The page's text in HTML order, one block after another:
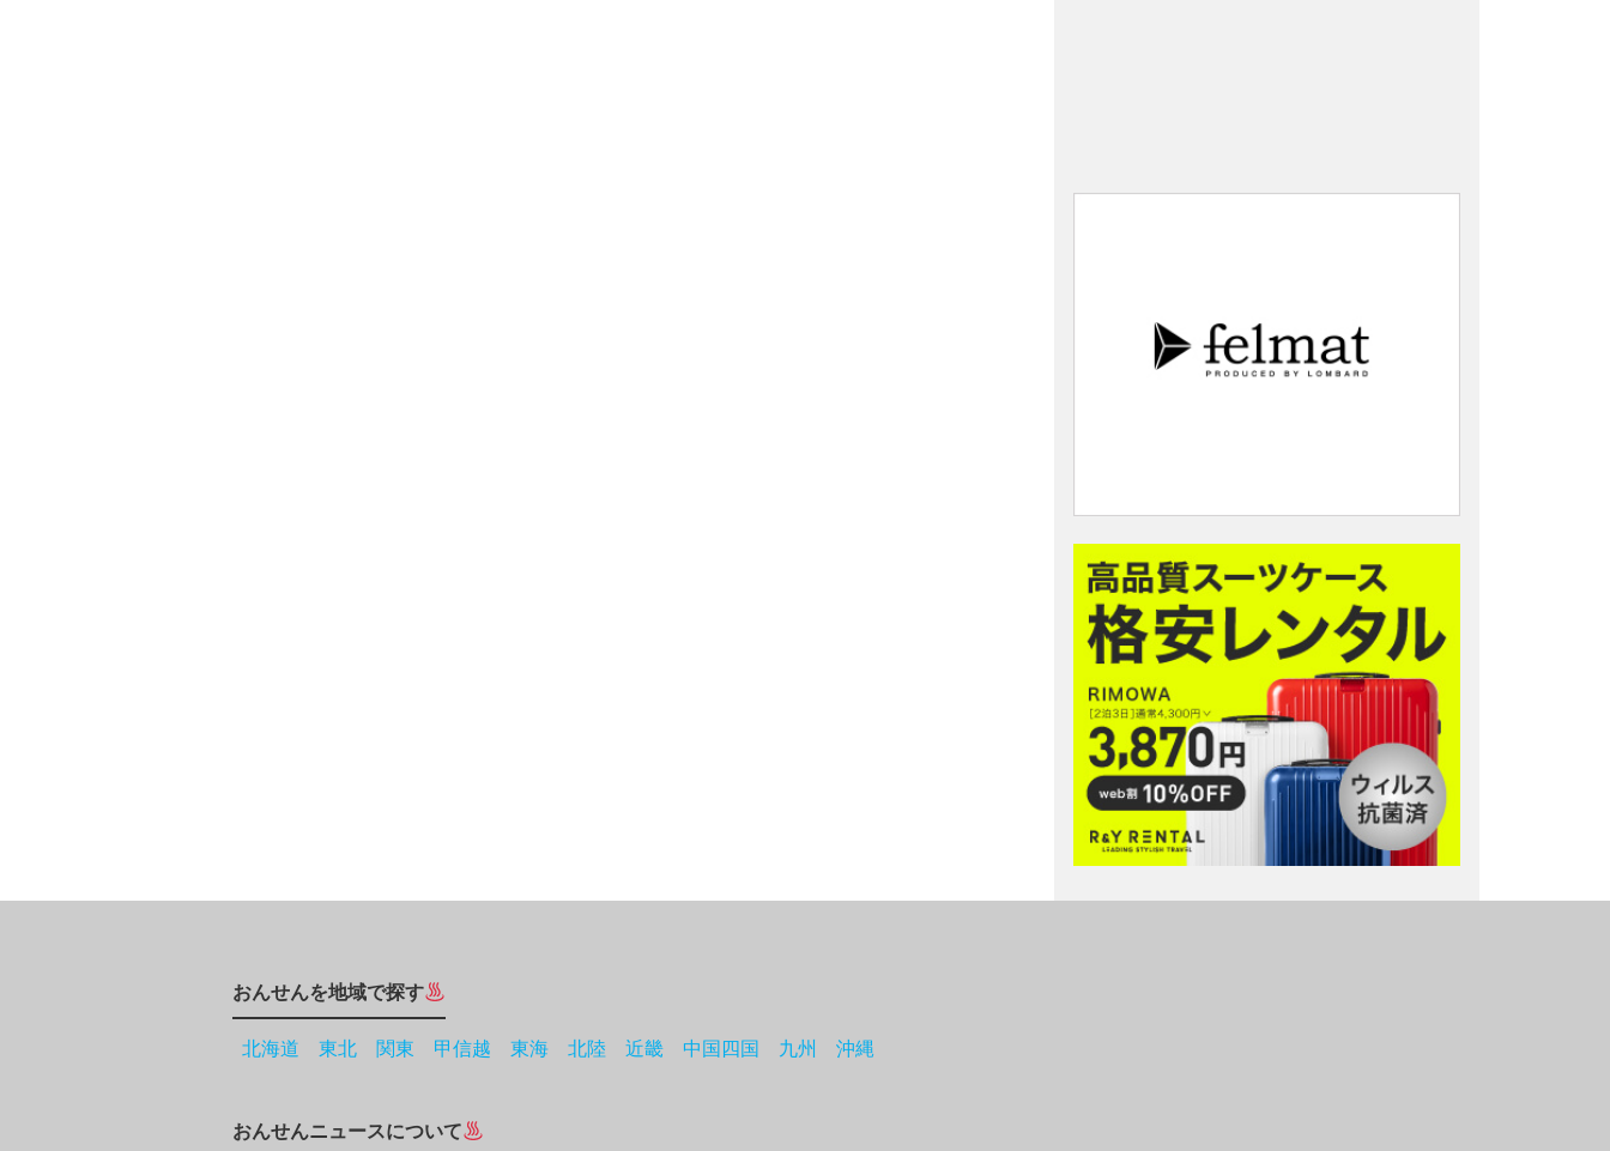
おんせんを地域で探す
北海道 東北 関東 甲信越 東海 北陸 近畿 中国四国 九州 沖縄
おんせんニュースについて